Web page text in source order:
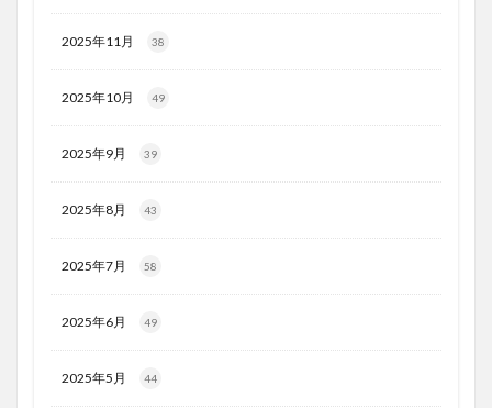
2025年11月 38
2025年10月 49
2025年9月 39
2025年8月 43
2025年7月 58
2025年6月 49
2025年5月 44